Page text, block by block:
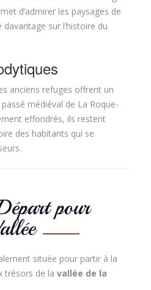
d’admirer les paysages de
davantage sur l’histoire du
anciens refuges offrent un
médiéval de La Roque-
effondrés, ils restent
des habitants qui se
pour
située pour partir à la
trésors de la vallée de la